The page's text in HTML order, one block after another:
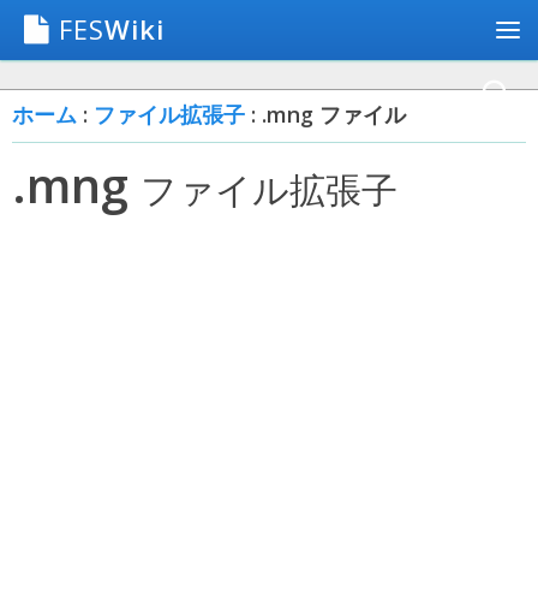
FESWiki
ホーム : ファイル拡張子 : .mng ファイル
.mng ファイル拡張子